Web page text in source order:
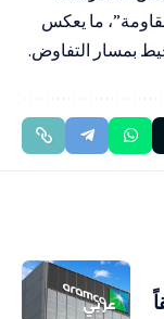
ما يعكس
بمسار التفاوض.
عربي